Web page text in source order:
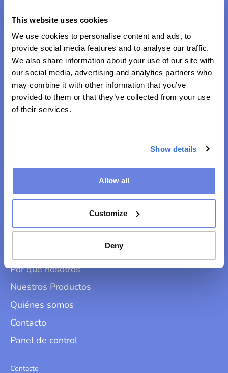
This website uses cookies
We use cookies to personalise content and ads, to
provide social media features and to analyse our traffic.
We also share information about your use of our site with
our social media, advertising and analytics partners who
may combine it with other information that you’ve
provided to them or that they’ve collected from your use
of their services.
Show details
Allow all
Customize
Deny
La mejor opción
Por qué nosotros
Nuestros Productos
Quiénes somos
Contacto
Panel de control
Contacto